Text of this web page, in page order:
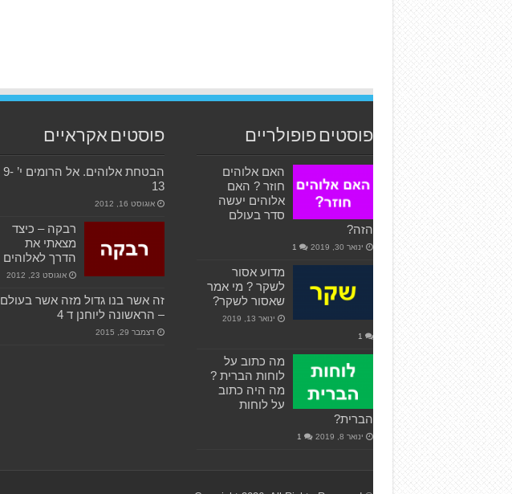
פוסטים פופולריים
האם אלוהים
חוזר ? האם
אלוהים יעשה
סדר בעולם
הזה?
ינואר 30, 2019 1
מדוע אסור
לשקר ? מי אמר
שאסור לשקר?
ינואר 13, 2019
1
מה כתוב על
לוחות הברית ?
מה היה כתוב
על לוחות
הברית?
ינואר 8, 2019 1
פוסטים אקראיים
הבטחת אלוהים. אל הרומים י’ 9-
13
אוגוסט 16, 2012
רבקה – כיצד
מצאתי את
הדרך לאלוהים
אוגוסט 23, 2012
זה אשר בנו גדול מזה אשר בעולם
– הראשונה ליוחנן ד 4
דצמבר 29, 2015